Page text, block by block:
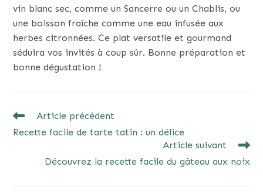
vin blanc sec, comme un Sancerre ou un Chablis, ou
une boisson fraîche comme une eau infusée aux
herbes citronnées. Ce plat versatile et gourmand
séduira vos invités à coup sûr. Bonne préparation et
bonne dégustation !
READ
ARTICLES
Article précédent
Recette facile de tarte tatin : un délice
Article suivant
Découvrez la recette facile du gâteau aux noix